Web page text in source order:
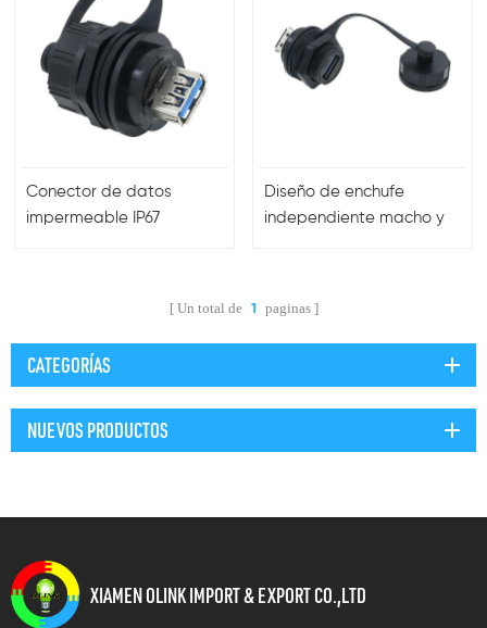
Conector de datos
impermeable IP67
Diseño de enchufe
independiente macho y
Un total de 1 paginas
CATEGORÍAS
NUEVOS PRODUCTOS
XIAMEN OLINK IMPORT & EXPORT CO.,LTD